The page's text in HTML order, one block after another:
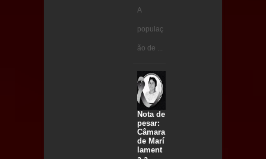
A
populaç
ão de ...
Nota de
pesar:
Câmara
de Marí
lament